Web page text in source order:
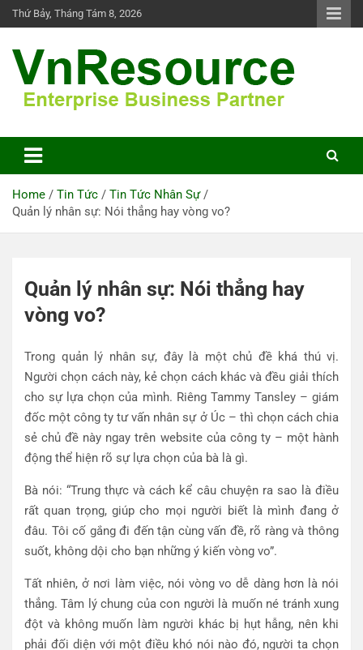
Skip
to
Thứ Bảy, Tháng Tám 8, 2026
VnResource Blog
Home Tin Tức
Tin Tức Nhân Sự
Quản lý nhân sự: Nói thẳng hay vòng vo?
Quản lý nhân sự: Nói thẳng hay
vòng vo?
Trong quản lý nhân sự, đây là một chủ đề khá thú vị.
Người chọn cách này, kẻ chọn cách khác và đều giải thích
cho sự lựa chọn của mình. Riêng Tammy Tansley – giám
đốc một công ty tư vấn nhân sự ở Úc – thì chọn cách chia
sẻ chủ đề này ngay trên website của công ty – một hành
động thể hiện rõ sự lựa chọn của bà là gì.
Bà nói: “Trung thực và cách kể câu chuyện ra sao là điều
rất quan trọng, giúp cho mọi người biết là mình đang ở
đâu. Tôi cố gắng đi đến tận cùng vấn đề, rõ ràng và thông
suốt, không dội cho bạn những ý kiến vòng vo”.
Tất nhiên, ở nơi làm việc, nói vòng vo dễ dàng hơn là nói
thẳng. Tâm lý chung của con người là muốn né tránh xung
đột và không muốn làm người khác bị hụt hẫng, nên khi
phải đối diện với một điều khó nói nào đó, người ta chọn